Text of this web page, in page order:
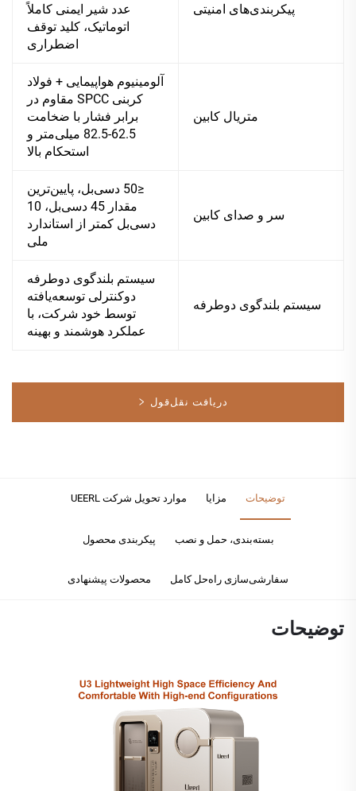
پیکربندی‌های امنیتی
عدد شیر ایمنی کاملاً
اتوماتیک، کلید توقف
اضطراری
متریال کابین
آلومینیوم هواپیمایی + فولاد
کربنی SPCC مقاوم در
برابر فشار با ضخامت
62.5-82.5 میلی‌متر و
استحکام بالا
سر و صدای کابین
≤50 دسی‌بل، پایین‌ترین
مقدار 45 دسی‌بل، 10
دسی‌بل کمتر از استاندارد
ملی
سیستم بلندگوی دوطرفه
سیستم بلندگوی دوطرفه
دوکنترلی توسعه‌یافته
توسط خود شرکت، با
عملکرد هوشمند و بهینه
دریافت نقل‌قول
توضیحات مزایا موارد تحویل شرکت UEERL
بسته‌بندی، حمل و نصب پیکربندی محصول
سفارشی‌سازی راه‌حل کامل محصولات پیشنهادی
توضیحات